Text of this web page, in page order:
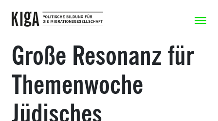
Zeige
Große Resonanz für
Themenwoche
Jüdisches